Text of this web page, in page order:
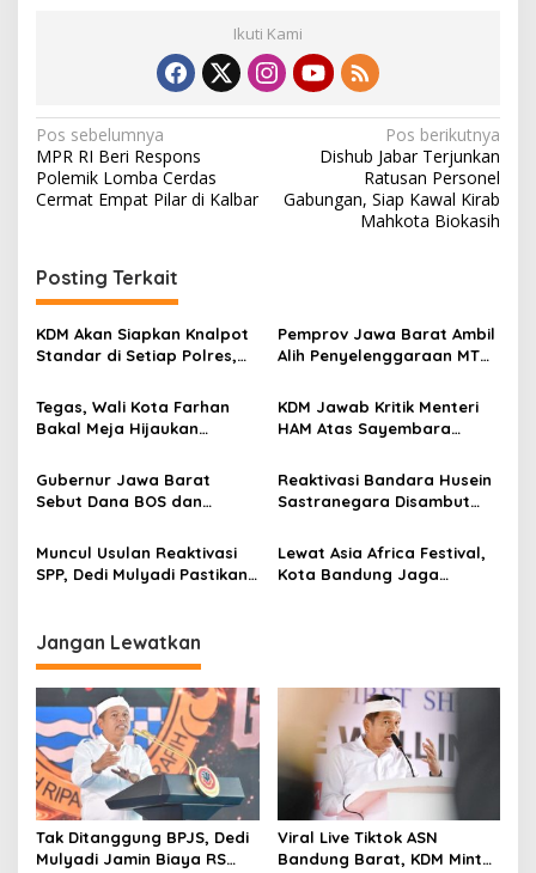
Ikuti Kami
N
a
v
g
a
s
p
o
s
Pos sebelumnya
MPR RI Beri Respons
Polemik Lomba Cerdas
Cermat Empat Pilar di Kalbar
Pos berikutnya
Dishub Jabar Terjunkan
Ratusan Personel
Gabungan, Siap Kawal Kirab
Mahkota Biokasih
Posting Terkait
KDM Akan Siapkan Knalpot
Standar di Setiap Polres,
Tertangkap Langsung Ganti
Pemprov Jawa Barat Ambil
Alih Penyelenggaraan MTQ
Jadi Tuan Rumah
Tegas, Wali Kota Farhan
Bakal Meja Hijaukan
Riau
KDM Jawab Kritik Menteri
HAM Atas Sayembara
Pelaku Kejahatan
Gubernur Jawa Barat
Sebut Dana BOS dan
Operasional Sekolah
Reaktivasi Bandara Husein
Sastranegara Disambut
Air Jet
Muncul Usulan Reaktivasi
SPP, Dedi Mulyadi Pastikan
Gratis
Lewat Asia Africa Festival,
Kota Bandung Jaga
Jangan Lewatkan
Tak Ditanggung BPJS, Dedi
Mulyadi Jamin Biaya RS
Viral Live Tiktok ASN
Bandung Barat, KDM Minta